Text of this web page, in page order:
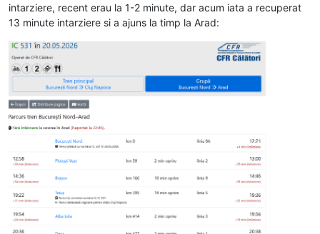
intarziere, recent erau la 1-2 minute, dar acum iata a recuperat
13 minute intarziere si a ajuns la timp la Arad: